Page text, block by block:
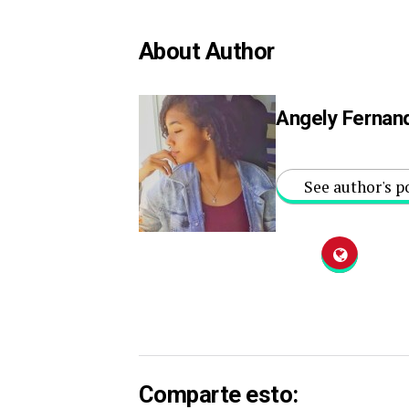
About Author
Angely
See author's
Comparte esto: